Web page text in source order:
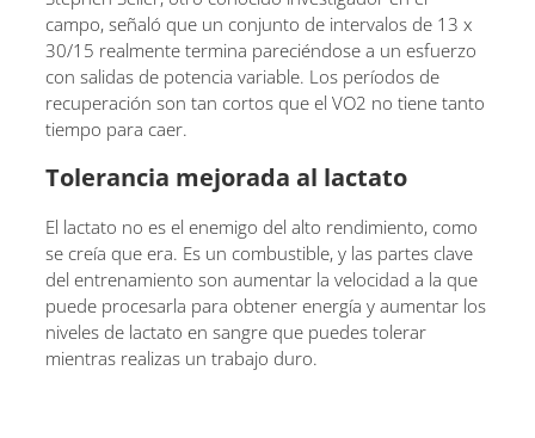
campo, señaló que un conjunto de intervalos de 13 x
30/15 realmente termina pareciéndose a un esfuerzo
con salidas de potencia variable. Los períodos de
recuperación son tan cortos que el VO2 no tiene tanto
tiempo para caer.
Tolerancia mejorada al lactato
El lactato no es el enemigo del alto rendimiento, como
se creía que era. Es un combustible, y las partes clave
del entrenamiento son aumentar la velocidad a la que
puede procesarla para obtener energía y aumentar los
niveles de lactato en sangre que puedes tolerar
mientras realizas un trabajo duro.